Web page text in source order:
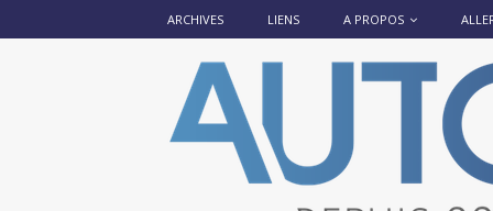
ARCHIVES LIENS A PROPOS